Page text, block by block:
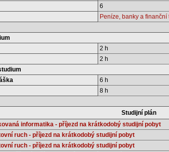
6
Peníze, banky a finanční
2 h
2 h
6 h
8 h
Studijní plán
informatika - příjezd na krátkodobý studijní pobyt
ruch - příjezd na krátkodobý studijní pobyt
ruch - příjezd na krátkodobý studijní pobyt